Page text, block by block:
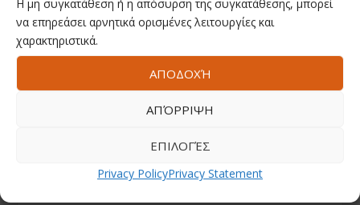
Η μη συγκατάθεση ή η απόσυρση της συγκατάθεσης, μπορεί
να επηρεάσει αρνητικά ορισμένες λειτουργίες και
χαρακτηριστικά.
ΑΠΟΔΟΧΉ
ΑΠΌΡΡΙΨΗ
ΕΠΙΛΟΓΈΣ
Privacy PolicyPrivacy Statement